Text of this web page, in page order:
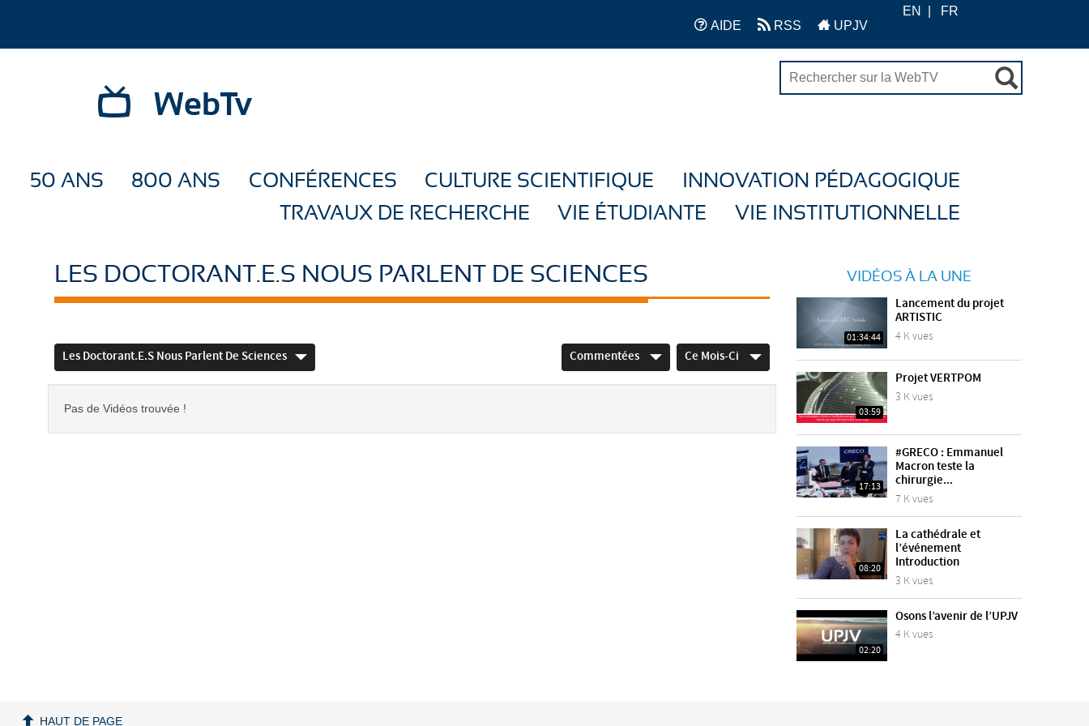
AIDE RSS UPJV
EN FR
WebTv
50 ANS 800 ANS CONFÉRENCES CULTURE SCIENTIFIQUE
INNOVATION PÉDAGOGIQUE
TRAVAUX DE RECHERCHE
VIE ÉTUDIANTE VIE INSTITUTIONNELLE
LES DOCTORANT.E.S NOUS PARLENT DE SCIENCES
Les Doctorant.e.s Nous Parlent De Sciences Commentées Ce Mois-Ci
Pas de Vidéos trouvée !
VIDÉOS À LA UNE
01:34:44
Lancement du projet
ARTISTIC
4 K vues
03:59
Projet VERTPOM
3 K vues
17:13
#GRECO : Emmanuel
Macron teste la
chirurgie...
7 K vues
08:20
La cathédrale et
l’événement
Introduction
3 K vues
02:20
Osons l’avenir de l’UPJV
4 K vues
HAUT DE PAGE